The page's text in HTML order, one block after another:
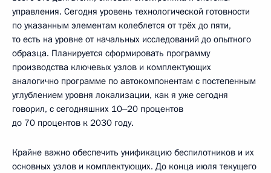
управления. Сегодня уровень технологической готовности
по указанным элементам колеблется от трёх до пяти,
то есть на уровне от начальных исследований до опытного
образца. Планируется сформировать программу
производства ключевых узлов и комплектующих
аналогично программе по автокомпонентам с постепенным
углублением уровня локализации, как я уже сегодня
говорил, с сегодняшних 10‒20 процентов
до 70 процентов к 2030 году.
Крайне важно обеспечить унификацию беспилотников и их
основных узлов и комплектующих. До конца июля текущего